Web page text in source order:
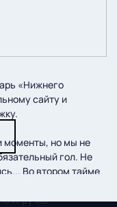
«Нижнего
сайту и
моменты, но мы не
гол. Не
Во втором тайме
игру мы